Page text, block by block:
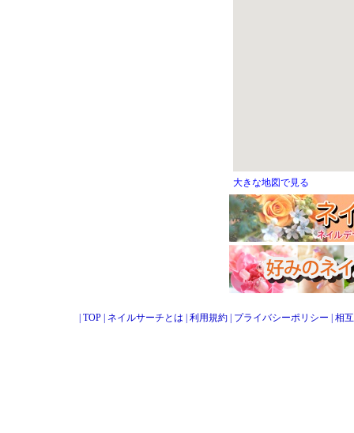
大きな地図で見る
TOP ネイルサーチとは 利用規約 プライバシーポリシー 相